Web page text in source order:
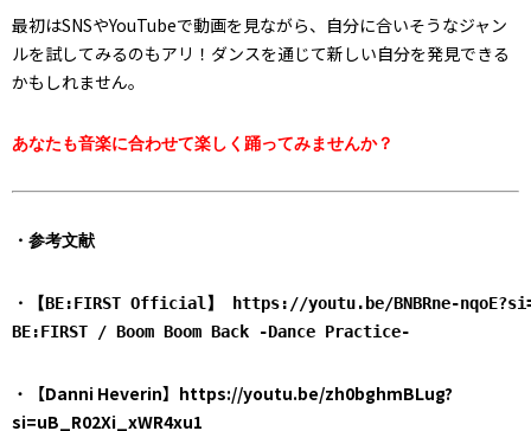
最初はSNSやYouTubeで動画を見ながら、自分に合いそうなジャン
ルを試してみるのもアリ！ダンスを通じて新しい自分を発見できる
かもしれません。
あなたも音楽に合わせて楽しく踊ってみませんか？
・参考文献
・【BE:FIRST Official】 https://youtu.be/BNBRne-
BE:FIRST / Boom Boom Back -Dance Practice-
・ 【Danni Heverin】https://youtu.be/zh0bghmBLug?
si=uB_R02Xi_xWR4xu1